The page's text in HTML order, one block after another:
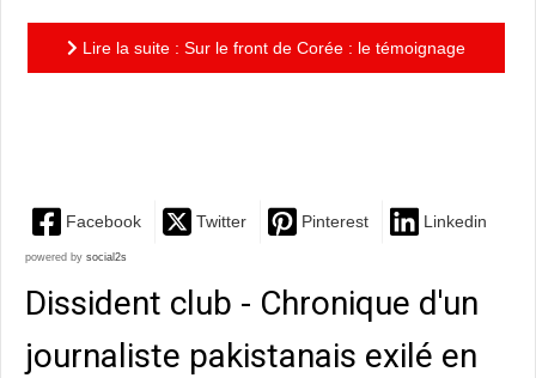
Lire la suite : Sur le front de Corée : le témoignage
Facebook Twitter Pinterest Linkedin
powered by social2s
Dissident club - Chronique d'un
journaliste pakistanais exilé en